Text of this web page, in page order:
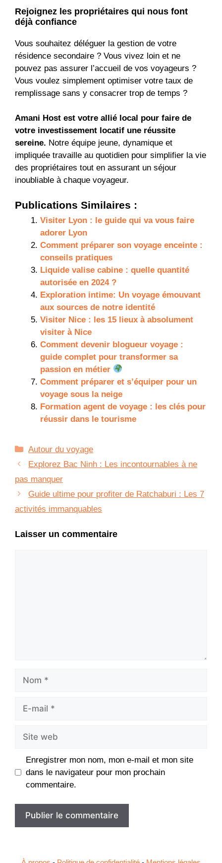
Rejoignez les propriétaires qui nous font
déjà confiance
Vous souhaitez déléguer la gestion de votre
résidence secondaire ? Vous vivez loin et ne
pouvez pas assurer l’accueil de vos voyageurs ?
Vous voulez simplement optimiser votre taux de
remplissage sans y consacrer trop de temps ?
Amani Host est votre allié local pour faire de
votre investissement locatif une réussite
sereine. Notre équipe jeune, dynamique et
impliquée travaille au quotidien pour simplifier la vie
des propriétaires tout en assurant un séjour
inoubliable à chaque voyageur.
Publications Similaires :
Visiter Lyon : le guide qui va vous faire
adorer Lyon
Comment préparer son voyage enceinte :
conseils pratiques
Liquide valise cabine : quelle quantité
autorisée en 2024 ?
Exploration intime: Un voyage émouvant
aux sources de notre identité
Visiter Nice : les 15 lieux à absolument
visiter à Nice
Comment devenir blogueur voyage :
guide complet pour transformer sa
passion en métier
Comment préparer et s’équiper pour un
voyage sous la neige
Formation agent de voyage : les clés pour
réussir dans le tourisme
Catégories
Autour du voyage
Explorez Bac Ninh : Les incontournables à ne
pas manquer
Guide ultime pour profiter de Ratchaburi : Les 7
activités immanquables
Laisser un commentaire
Nom
Site
web
Enregistrer mon nom, mon e-mail et mon site
dans le navigateur pour mon prochain
commentaire.